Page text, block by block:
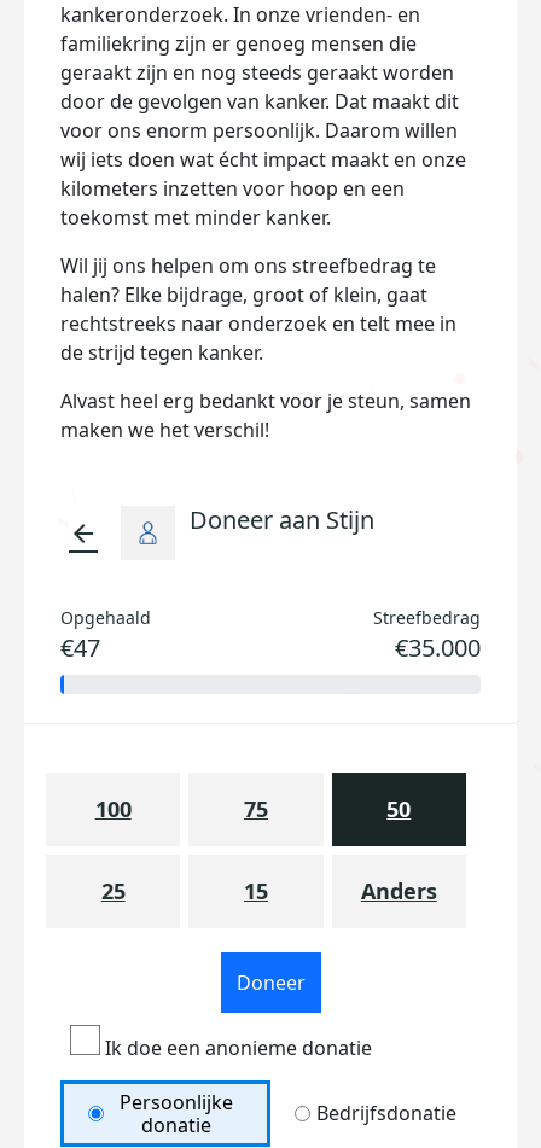
kankeronderzoek. In onze vrienden- en
familiekring zijn er genoeg mensen die
geraakt zijn en nog steeds geraakt worden
door de gevolgen van kanker. Dat maakt dit
voor ons enorm persoonlijk. Daarom willen
wij iets doen wat écht impact maakt en onze
kilometers inzetten voor hoop en een
toekomst met minder kanker.
Wil jij ons helpen om ons streefbedrag te
halen? Elke bijdrage, groot of klein, gaat
rechtstreeks naar onderzoek en telt mee in
de strijd tegen kanker.
Alvast heel erg bedankt voor je steun, samen
maken we het verschil!
arrow_back Doneer aan Stijn
Opgehaald
€47
Streefbedrag
€35.000
100 75 50
25 15 Anders
Doneer
Ik doe een anonieme donatie
Persoonlijke
donatie
Bedrijfsdonatie